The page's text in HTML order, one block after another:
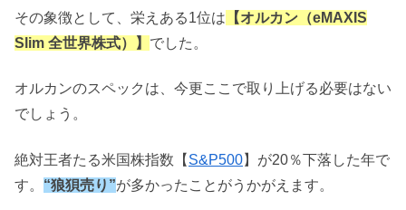
その象徴として、栄えある1位は 【オルカン（eMAXIS
Slim 全世界株式）】 でした。
オルカンのスペックは、今更ここで取り上げる必要はない
でしょう。
絶対王者たる米国株指数【 S&P500】が20％下落した年で
す。 “狼狽売り”が多かったことがうかがえます。